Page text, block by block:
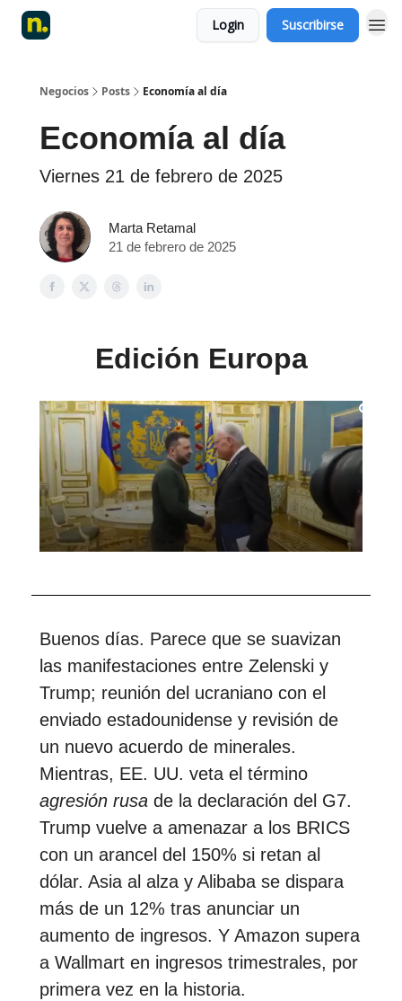
Login Suscribirse
Negocios Posts Economía al día
Economía al día
Viernes 21 de febrero de 2025
Marta Retamal
21 de febrero de 2025
Edición Europa
Buenos días. Parece que se suavizan
las manifestaciones entre Zelenski y
Trump; reunión del ucraniano con el
enviado estadounidense y revisión de
un nuevo acuerdo de minerales.
Mientras, EE. UU. veta el término
agresión rusa de la declaración del G7.
Trump vuelve a amenazar a los BRICS
con un arancel del 150% si retan al
dólar. Asia al alza y Alibaba se dispara
más de un 12% tras anunciar un
aumento de ingresos. Y Amazon supera
a Wallmart en ingresos trimestrales, por
primera vez en la historia.